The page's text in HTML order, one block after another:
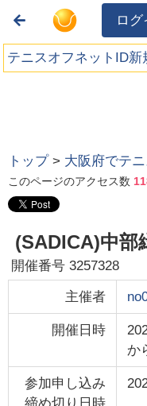
ログ
テニスオフネットID新
トップ > 大阪府でテ
このページのアクセス数
(SADICA)中部
開催番号3257328
主催者
開催日時
か
参加申し込み
締め切り日時